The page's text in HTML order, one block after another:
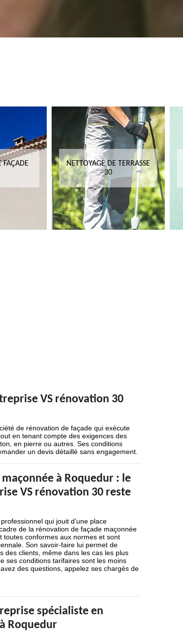
FAÇADE
NETTOYAGE DE TERRASSE
30
VS rénovation 30
de rénovation de façade qui exécute
en tenant compte des exigences des
en pierre ou autres. Ses conditions
un devis détaillé sans engagement.
à Roquedur : le
VS rénovation 30 reste
qui jouit d’une place
de la rénovation de façade maçonnée
toutes conformes aux normes et sont
Son savoir-faire lui permet de
des clients, même dans les cas les plus
ses conditions tarifaires sont les moins
des questions, appelez ses chargés de
spécialiste en
Roquedur